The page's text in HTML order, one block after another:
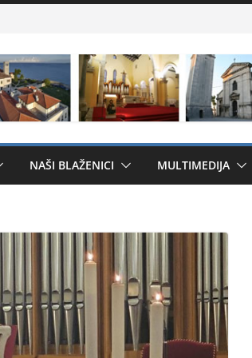
NAŠI BLAŽENICI MULTIMEDIJA